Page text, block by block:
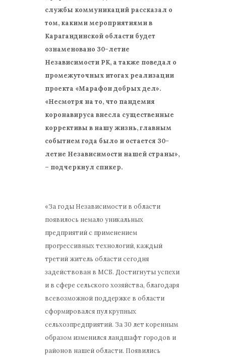
службы коммуникаций рассказал о
том, какими мероприятиями в
Карагандинской области будет
ознаменовано 30-летие
Независимости РК, а также поведал о
промежуточных итогах реализации
проекта «Марафон добрых дел».
«Несмотря на то, что пандемия
коронавируса внесла существенные
коррективы в нашу жизнь, главным
событием года было и остается 30-
летие Независимости нашей страны»,
– подчеркнул спикер.
«За годы Независимости в области
появилось немало уникальных
предприятий с применением
прогрессивных технологий, каждый
третий житель области сегодня
задействован в МСБ. Достигнуты успехи
и в сфере сельского хозяйства, благодаря
всевозможной поддержке в области
сформировался пул крупных
сельхозпредприятий. За 30 лет коренным
образом изменился ландшафт городов и
районов нашей области. Появились